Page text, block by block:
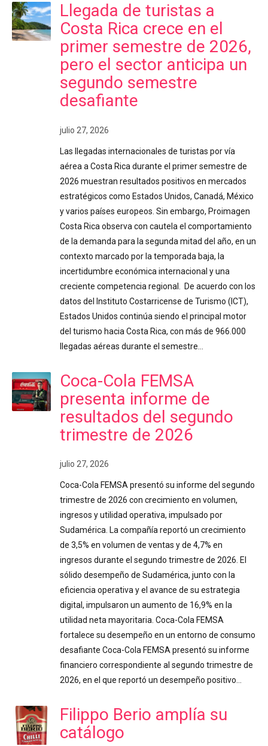
Llegada de turistas a
Costa Rica crece en el
primer semestre de 2026,
pero el sector anticipa un
segundo semestre
desafiante
julio 27, 2026
Las llegadas internacionales de turistas por vía
aérea a Costa Rica durante el primer semestre de
2026 muestran resultados positivos en mercados
estratégicos como Estados Unidos, Canadá, México
y varios países europeos. Sin embargo, Proimagen
Costa Rica observa con cautela el comportamiento
de la demanda para la segunda mitad del año, en un
contexto marcado por la temporada baja, la
incertidumbre económica internacional y una
creciente competencia regional. De acuerdo con los
datos del Instituto Costarricense de Turismo (ICT),
Estados Unidos continúa siendo el principal motor
del turismo hacia Costa Rica, con más de 966.000
llegadas aéreas durante el semestre…
Coca-Cola FEMSA
presenta informe de
resultados del segundo
trimestre de 2026
julio 27, 2026
Coca-Cola FEMSA presentó su informe del segundo
trimestre de 2026 con crecimiento en volumen,
ingresos y utilidad operativa, impulsado por
Sudamérica. La compañía reportó un crecimiento
de 3,5% en volumen de ventas y de 4,7% en
ingresos durante el segundo trimestre de 2026. El
sólido desempeño de Sudamérica, junto con la
eficiencia operativa y el avance de su estrategia
digital, impulsaron un aumento de 16,9% en la
utilidad neta mayoritaria. Coca-Cola FEMSA
fortalece su desempeño en un entorno de consumo
desafiante Coca-Cola FEMSA presentó su informe
financiero correspondiente al segundo trimestre de
2026, en el que reportó un desempeño positivo…
Filippo Berio amplía su
catálogo